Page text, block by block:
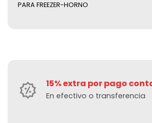
PARA FREEZER-HORNO
15% extra por pago
En efectivo o transferencia